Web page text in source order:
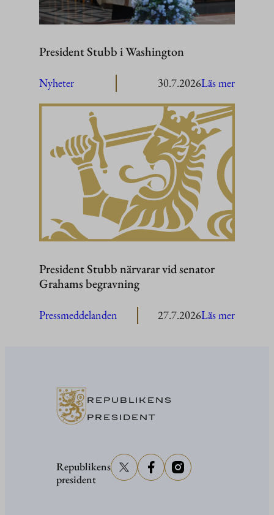
President Stubb i Washington
Nyheter 30.7.2026Läs mer:
President Stubb närvarar vid senator
Grahams begravning
Pressmeddelanden 27.7.2026Läs mer:
REPUBLIKENS
PRESIDENT
Republikens
president